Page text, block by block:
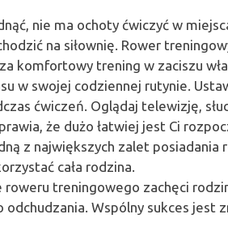
nie ma ochoty ćwiczyć w
na siłownię. Rower
komfortowy trening w zaciszu
w swojej codziennej rutynie.
ćwiczeń. Oglądaj telewizję,
że ​​dużo łatwiej jest Ci
z największych zalet
cała rodzina.
roweru treningowego zachęci
Wspólny sukces jest